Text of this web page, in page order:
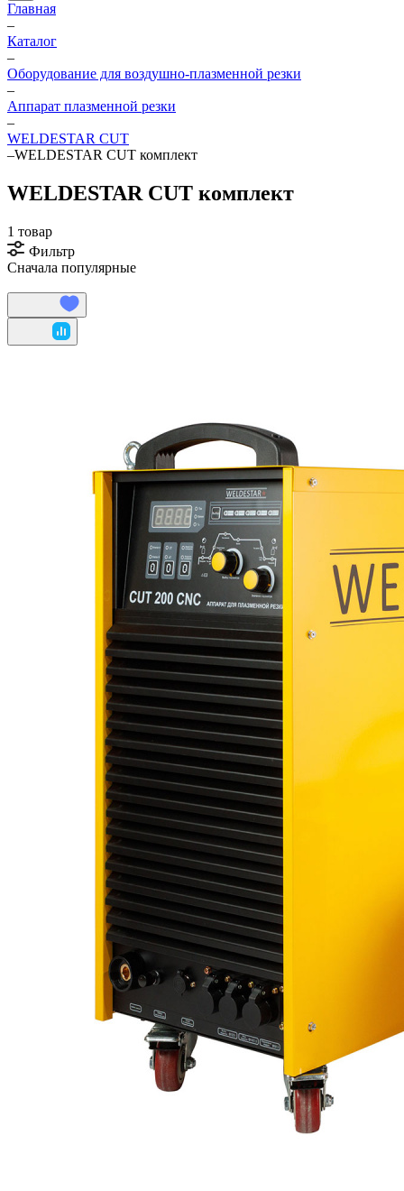
Главная
–
Каталог
–
Оборудование для воздушно-плазменной резки
–
Аппарат плазменной резки
–
WELDESTAR CUT
–WELDESTAR CUT комплект
WELDESTAR CUT комплект
1 товар
Фильтр
Сначала популярные